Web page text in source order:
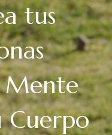
tus
Mente
Cuerpo